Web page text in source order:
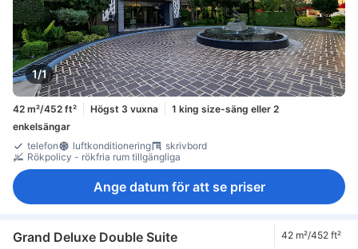
1/1
42 m²/452 ft² Högst 3 vuxna
1 king size-säng eller 2
enkelsängar
telefon
luftkonditionering
skrivbord
Rökpolicy - rökfria rum tillgängliga
Ange datum för att se priser
Grand Deluxe Double Suite 42 m²/452 ft²